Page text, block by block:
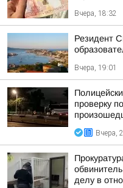
Вчера, 18:32
Резидент
Вчера, 19:01
проверку
Вчера,
делу в